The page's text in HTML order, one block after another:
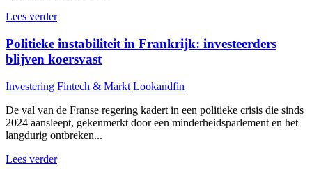
Lees verder
Politieke instabiliteit in Frankrijk: investeerders
blijven koersvast
Investering Fintech & Markt Lookandfin
De val van de Franse regering kadert in een politieke crisis die sinds
2024 aansleept, gekenmerkt door een minderheidsparlement en het
langdurig ontbreken...
Lees verder